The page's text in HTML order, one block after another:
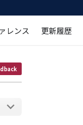
レンス 更新履歴